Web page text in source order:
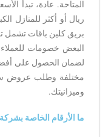
ريال أو أكثر للمنازل
بريق كلين باقات تشمل
البعض خصومات
لضمان الحصول على
مختلفة وطلب عروض سعر
وميزانيتك.
ما الأرقام الخاصة